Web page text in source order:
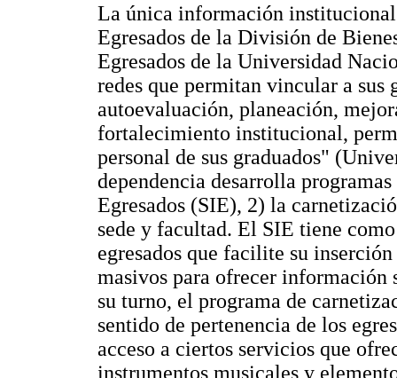
La única información institucional
Egresados de la División de
Egresados de la Universidad
redes que permitan vincular a sus
autoevaluación, planeación,
fortalecimiento institucional,
personal de sus graduados"
dependencia desarrolla
Egresados (SIE), 2) la
sede y facultad. El SIE tiene
egresados que facilite su
masivos para ofrecer información
su turno, el programa de
sentido de pertenencia de los
acceso a ciertos servicios que
instrumentos musicales y